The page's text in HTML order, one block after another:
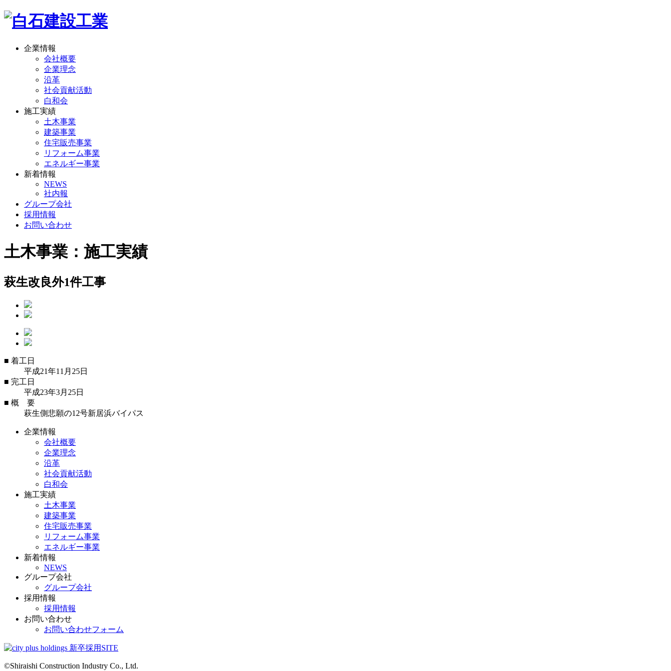
企業情報
会社概要
企業理念
沿革
社会貢献活動
白和会
施工実績
土木事業
建築事業
住宅販売事業
リフォーム事業
エネルギー事業
新着情報
NEWS
社内報
グループ会社
採用情報
お問い合わせ
土木事業：施工実績
萩生改良外1件工事
■ 着工日
平成21年11月25日
■ 完工日
平成23年3月25日
■ 概 要
萩生側悲願の12号新居浜バイパス
企業情報
会社概要
企業理念
沿革
社会貢献活動
白和会
施工実績
土木事業
建築事業
住宅販売事業
リフォーム事業
エネルギー事業
新着情報
NEWS
グループ会社
グループ会社
採用情報
採用情報
お問い合わせ
お問い合わせフォーム
©Shiraishi Construction Industry Co., Ltd.